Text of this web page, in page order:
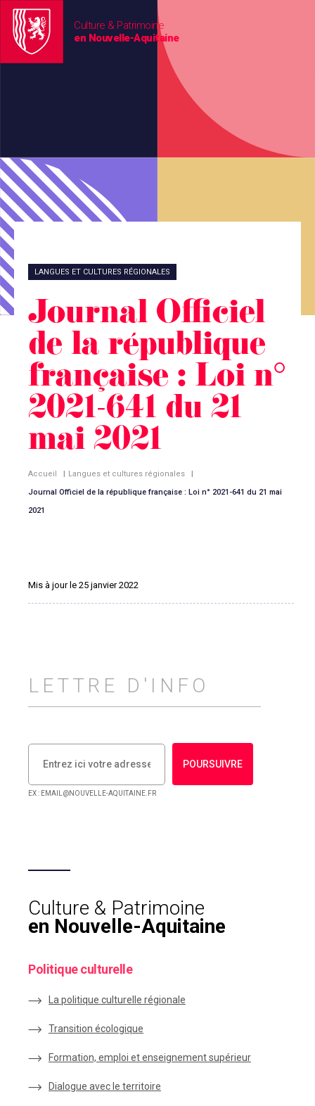
Culture & Patrimoine
en Nouvelle-Aquitaine
LANGUES ET CULTURES RÉGIONALES
Journal Officiel
de la république
française : Loi n°
2021-641 du 21
mai 2021
Accueil | Langues et cultures régionales
|
Journal Officiel de la république française : Loi n° 2021-641 du 21 mai
2021
Mis à jour le 25 janvier 2022
LETTRE D'INFO
POURSUIVRE
EX : EMAIL@NOUVELLE-AQUITAINE.FR
Culture & Patrimoine
en Nouvelle-Aquitaine
Politique culturelle
La politique culturelle régionale
Transition écologique
Formation, emploi et enseignement supérieur
Dialogue avec le territoire